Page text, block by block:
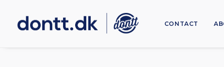
CONTACT